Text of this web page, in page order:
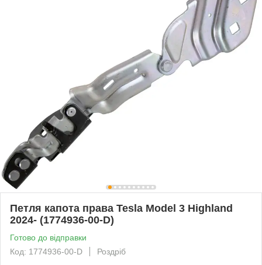
Петля капота права Tesla Model 3 Highland
2024- (1774936-00-D)
Готово до відправки
Код: 1774936-00-D
Роздріб